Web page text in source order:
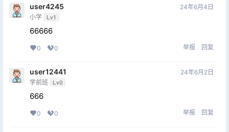
user4245
小学 Lv1
24年6月4日
66666
0 0 举报 回复
user12441
学前班 Lv0
24年6月2日
666
0 0 举报 回复